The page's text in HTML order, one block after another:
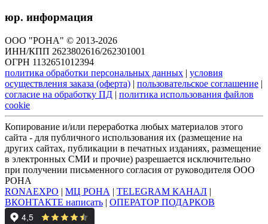
юр. информация
ООО "РОНА" © 2013-2026
ИНН/КПП 2623802616/262301001
ОГРН 1132651012394
политика обработки персональных данных | условия
осуществления заказа (оферта) | пользовательское соглашение |
согласие на обработку ПД | политика использования файлов
cookie
Копирование и/или переработка любых материалов этого
сайта - для публичного использования их (размещение на
других сайтах, публикации в печатных изданиях, размещение
в электронных СМИ и прочие) разрешается исключительно
при получении письменного согласия от руководителя ООО
РОНА
RONAEXPO | МЦ РОНА | TELEGRAM КАНАЛ |
ВКОНТАКТЕ написать | ОПЕРАТОР ПОДАРКОВ